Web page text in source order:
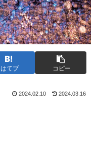
はてブ コピー
2024.02.10 2024.03.16